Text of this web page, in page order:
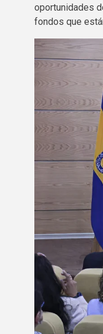
oportunidades
fondos que